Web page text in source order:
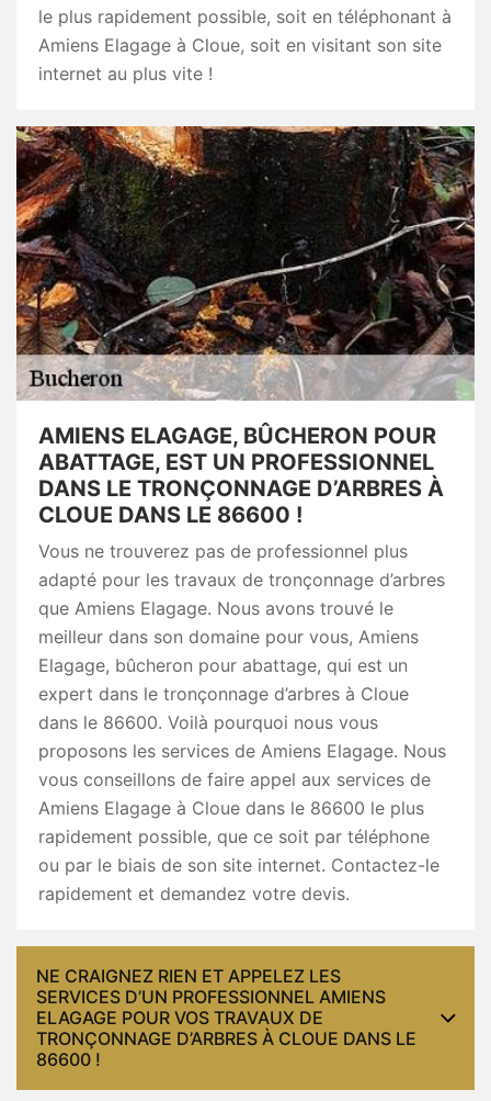
le plus rapidement possible, soit en téléphonant à
Amiens Elagage à Cloue, soit en visitant son site
internet au plus vite !
AMIENS ELAGAGE, BÛCHERON POUR
ABATTAGE, EST UN PROFESSIONNEL
DANS LE TRONÇONNAGE D’ARBRES À
CLOUE DANS LE 86600 !
Vous ne trouverez pas de professionnel plus
adapté pour les travaux de tronçonnage d’arbres
que Amiens Elagage. Nous avons trouvé le
meilleur dans son domaine pour vous, Amiens
Elagage, bûcheron pour abattage, qui est un
expert dans le tronçonnage d’arbres à Cloue
dans le 86600. Voilà pourquoi nous vous
proposons les services de Amiens Elagage. Nous
vous conseillons de faire appel aux services de
Amiens Elagage à Cloue dans le 86600 le plus
rapidement possible, que ce soit par téléphone
ou par le biais de son site internet. Contactez-le
rapidement et demandez votre devis.
NE CRAIGNEZ RIEN ET APPELEZ LES
SERVICES D’UN PROFESSIONNEL AMIENS
ELAGAGE POUR VOS TRAVAUX DE
TRONÇONNAGE D’ARBRES À CLOUE DANS LE
86600 !